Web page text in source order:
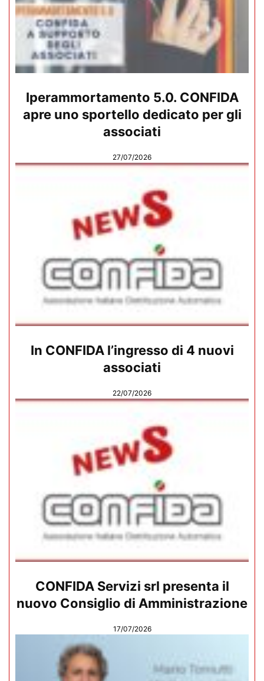
Iperammortamento 5.0. CONFIDA
apre uno sportello dedicato per gli
associati
27/07/2026
In CONFIDA l’ingresso di 4 nuovi
associati
22/07/2026
CONFIDA Servizi srl presenta il
nuovo Consiglio di Amministrazione
17/07/2026